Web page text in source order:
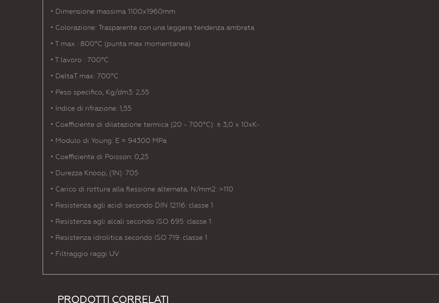
• Dimensione massima 1100x1960mm
• Colorazione: Trasparente con una leggera tendenza ambrata
• T max : 800°C (punta max momentanea)
• T lavoro : 700°C
• DeltaT max: 700°C
• Peso specifico, Kg/dm3: 2,55
• Indice di rifrazione: 1,55
• Coefficiente di dilatazione termica (20 - 700°C): ± 3,0 x 10xK-
• Modulo di Young: E = 94300 MPa
• Coefficiente di Poisson: 0,25
• Durezza Knoop, (1N): 705
• Carico di rottura alla flessione alternata, N/mm2: >110
• Resistenza agli acidi secondo DIN 12116: classe 1
• Resistenza agli alcali secondo ISO 695: classe 1
• Resistenza idrolitica secondo ISO 719: classe 1
• Filtraggio raggi UV
PRODOTTI CORRELATI